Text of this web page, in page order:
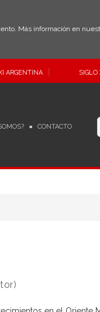
Más información en
ARGENTINA SIGLO
CONTACTO